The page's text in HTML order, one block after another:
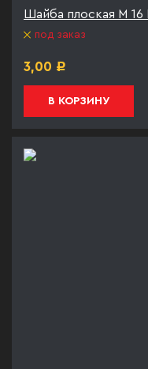
Шайба плоская М 16
под заказ
3,00 Р
В КОРЗИНУ